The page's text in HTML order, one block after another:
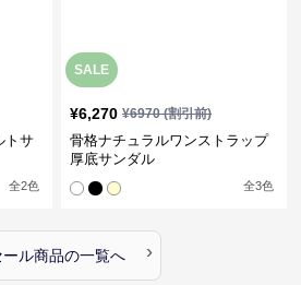
トサ
全2色
SALE
¥6,270 ¥6970(割引前)
骨格ナチュラルワンストラップ
厚底サンダル
全3色
ール商品の一覧へ ›